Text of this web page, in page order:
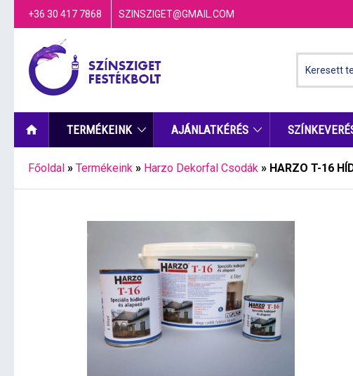
+36 30 417 7868 SZINSZIGET@GMAIL.COM
TERMÉKEINK AJÁNLATKÉRÉS
Főoldal » Termékeink » Harzo Dekorfal Csodák » HARZO T-16